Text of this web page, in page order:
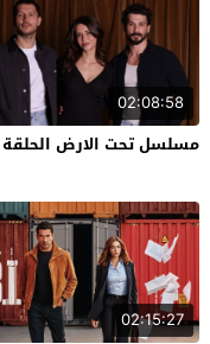
02:08:58
مسلسل تحت الارض الحلقة 9
02:15:27